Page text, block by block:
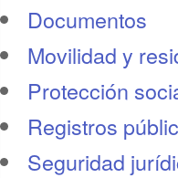
Documentos
Movilidad y
Protección
Registros
Seguridad